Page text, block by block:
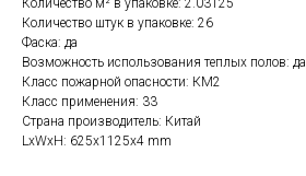
Количество м² в упаковке: 2.03125
Количество штук в упаковке: 26
Фаска: да
Возможность использования теплых полов: да
Класс пожарной опасности: КМ2
Класс применения: 33
Страна производитель: Китай
LxWxH: 625x1125x4 mm